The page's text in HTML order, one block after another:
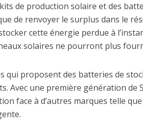
de production solaire et des
de renvoyer le surplus dans le
cette énergie perdue à
solaires ne pourront plus
qui proposent des batteries de
Avec une première génération de
face à d’autres marques telle